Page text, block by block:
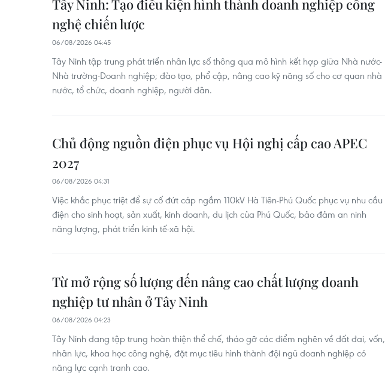
Tây Ninh: Tạo điều kiện hình thành doanh nghiệp công
nghệ chiến lược
06/08/2026 04:45
Tây Ninh tập trung phát triển nhân lực số thông qua mô hình kết hợp giữa Nhà nước-
Nhà trường-Doanh nghiệp; đào tạo, phổ cập, nâng cao kỹ năng số cho cơ quan nhà
nước, tổ chức, doanh nghiệp, người dân.
Chủ động nguồn điện phục vụ Hội nghị cấp cao APEC
2027
06/08/2026 04:31
Việc khắc phục triệt để sự cố đứt cáp ngầm 110kV Hà Tiên-Phú Quốc phục vụ nhu cầu
điện cho sinh hoạt, sản xuất, kinh doanh, du lịch của Phú Quốc, bảo đảm an ninh
năng lượng, phát triển kinh tế-xã hội.
Từ mở rộng số lượng đến nâng cao chất lượng doanh
nghiệp tư nhân ở Tây Ninh
06/08/2026 04:23
Tây Ninh đang tập trung hoàn thiện thể chế, tháo gỡ các điểm nghẽn về đất đai, vốn,
nhân lực, khoa học công nghệ, đặt mục tiêu hình thành đội ngũ doanh nghiệp có
năng lực cạnh tranh cao.